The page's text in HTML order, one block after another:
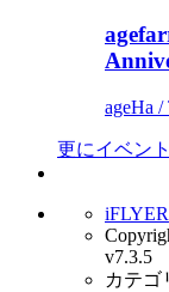
ageHa /
更にイベン
iFLYER
v7.3.5
カテゴ